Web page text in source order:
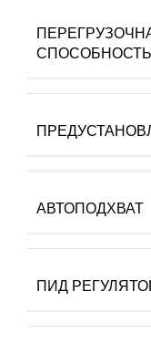
СПОСОБНОСТЬ
АВТОПОДХВАТ
ПИД